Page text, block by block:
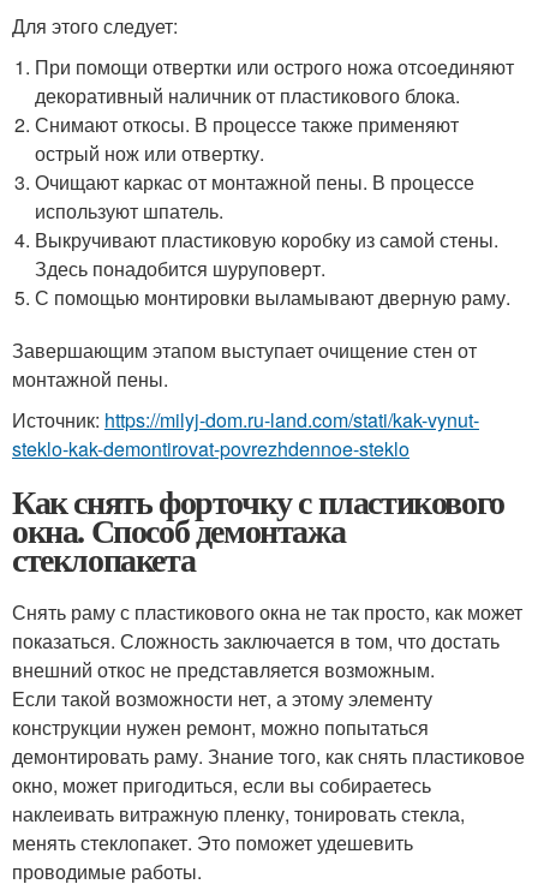
Для этого следует:
При помощи отвертки или острого ножа отсоединяют
декоративный наличник от пластикового блока.
Снимают откосы. В процессе также применяют
острый нож или отвертку.
Очищают каркас от монтажной пены. В процессе
используют шпатель.
Выкручивают пластиковую коробку из самой стены.
Здесь понадобится шуруповерт.
С помощью монтировки выламывают дверную раму.
Завершающим этапом выступает очищение стен от
монтажной пены.
Источник: https://milyj-dom.ru-land.com/stati/kak-vynut-
steklo-kak-demontirovat-povrezhdennoe-steklo
Как снять форточку с пластикового
окна. Способ демонтажа
стеклопакета
Снять раму с пластикового окна не так просто, как может
показаться. Сложность заключается в том, что достать
внешний откос не представляется возможным.
Если такой возможности нет, а этому элементу
конструкции нужен ремонт, можно попытаться
демонтировать раму. Знание того, как снять пластиковое
окно, может пригодиться, если вы собираетесь
наклеивать витражную пленку, тонировать стекла,
менять стеклопакет. Это поможет удешевить
проводимые работы.